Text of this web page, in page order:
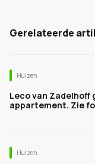
Gerelateerde
Huizen
Leco van
appartement. Zie
Huizen